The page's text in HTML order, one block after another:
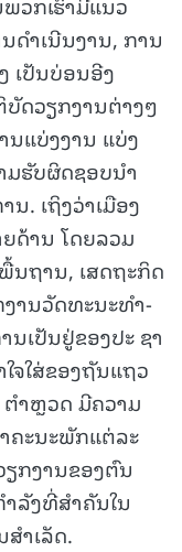
ດໍາເນີນງານ, ການ
ເປັນບ່ອນອີງ
ດວຽກງານຕ່າງໆ
ນແບ່ງງານ ແບ່ງ
ມຮັບຜິດຊອບນໍາ
ນ. ເຖິງວ່າເມືອງ
ດ້ານ ໂດຍລວມ
ນຖານ, ເສດຖະກິດ
ານວັດທະນະທໍາ-
ເປັນຢູ່ຂອງປະ ຊາ
ຈໃສ່ຂອງຖັນແຖວ
ຳຫຼວດ ມີຄວາມ
ຄະນະພັກແຕ່ລະ
ກງານຂອງຕົນ
ລັງທີ່ສໍາຄັນໃນ
າເລັດ.